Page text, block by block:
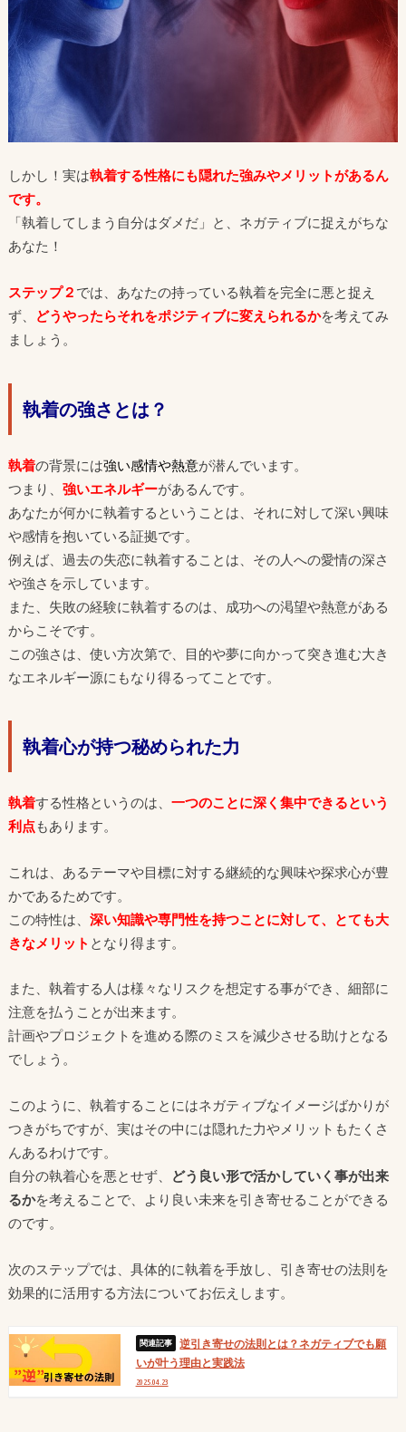
しかし！実は執着する性格にも隠れた強みやメリットがあるん
です。
「執着してしまう自分はダメだ」と、ネガティブに捉えがちな
あなた！
ステップ２ では、あなたの持っている執着を完全に悪と捉え
ず、
どうやったらそれをポジティブに変えられるかを考えてみ
ましょう。
執着の強さとは？
執着の背景には強い感情や熱意が潜んでいます。
つまり、 強いエネルギーがあるんです。
あなたが何かに執着するということは、それに対して深い興味
や感情を抱いている証拠です。
例えば、過去の失恋に執着することは、その人への愛情の深さ
や強さを示しています。
また、失敗の経験に執着するのは、成功への渇望や熱意がある
からこそです。
この強さは、使い方次第で、目的や夢に向かって突き進む大き
なエネルギー源にもなり得るってことです。
執着心が持つ秘められた力
執着する性格というのは、 一つのことに深く集中できるという
利点もあります。
これは、あるテーマや目標に対する継続的な興味や探求心が豊
かであるためです。
この特性は、 深い知識や専門性を持つことに対して、とても大
きなメリット となり得ます。
また、執着する人は様々なリスクを想定する事ができ、細部に
注意を払うことが出来ます。
計画やプロジェクトを進める際のミスを減少させる助けとなる
でしょう。
このように、執着することにはネガティブなイメージばかりが
つきがちですが、実はその中には隠れた力やメリットもたくさ
んあるわけです。
自分の執着心を悪とせず、
どう良い形で活かしていく事が出来
るかを考えることで、より良い未来を引き寄せることができる
のです。
次のステップでは、具体的に執着を手放し、引き寄せの法則を
効果的に活用する方法についてお伝えします。
逆引き寄せの法則とは？ネガティブでも願
いが叶う理由と実践法
2025.04.23